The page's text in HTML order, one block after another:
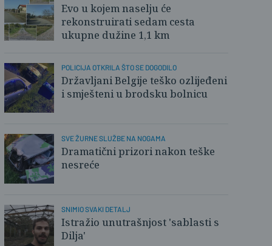
Evo u kojem naselju će
rekonstruirati sedam cesta
ukupne dužine 1,1 km
POLICIJA OTKRILA ŠTO SE DOGODILO
Državljani Belgije teško ozlijeđeni
i smješteni u brodsku bolnicu
SVE ŽURNE SLUŽBE NA NOGAMA
Dramatični prizori nakon teške
nesreće
SNIMIO SVAKI DETALJ
Istražio unutrašnjost 'sablasti s
Dilja'